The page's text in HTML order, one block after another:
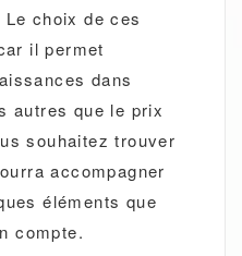
choix de ces
il permet
dans
autres que le prix
souhaitez trouver
accompagner
éléments que
compte.